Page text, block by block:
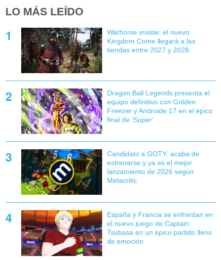
LO MÁS LEÍDO
Warhorse insiste: el nuevo
Kingdom Come llegará a las
tiendas entre 2027 y 2028
Dragon Ball Legends presenta el
equipo definitivo con Golden
Freezer y Androide 17 en el épico
final de 'Super'
Candidato a GOTY: acaba de
estrenarse y ya es el mejor
lanzamiento de 2026 según
Metacritic
España y Francia se enfrentan en
el nuevo juego de Captain
Tsubasa en un épico partido lleno
de emoción